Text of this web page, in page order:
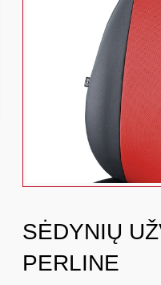
SĖDYNIŲ
PERLINE